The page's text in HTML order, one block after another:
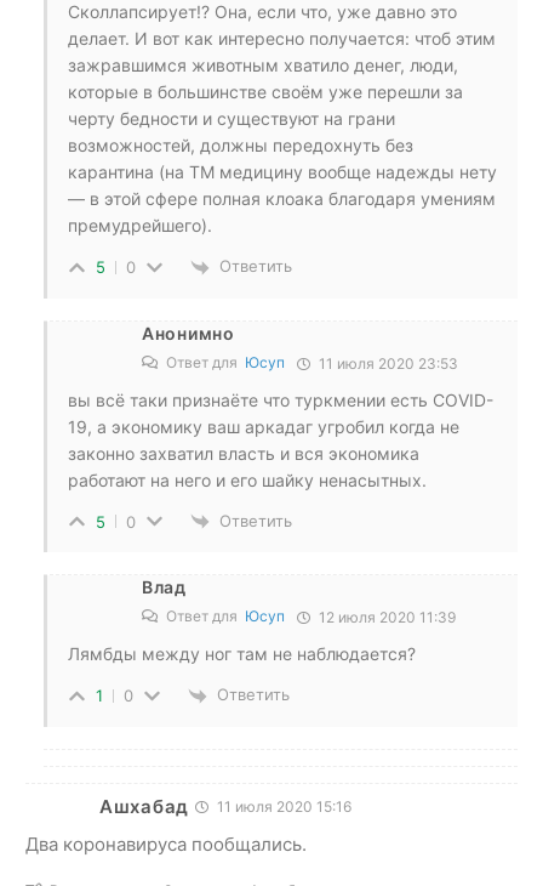
Сколлапсирует!? Она, если что, уже давно это
делает. И вот как интересно получается: чтоб этим
зажравшимся животным хватило денег, люди,
которые в большинстве своём уже перешли за
черту бедности и существуют на грани
возможностей, должны передохнуть без
карантина (на ТМ медицину вообще надежды нету
— в этой сфере полная клоака благодаря умениям
премудрейшего).
5 0 Ответить
Анонимно
Ответ для Юсуп 11 июля 2020 23:53
вы всё таки признаёте что туркмении есть COVID-
19, а экономику ваш аркадаг угробил когда не
законно захватил власть и вся экономика
работают на него и его шайку ненасытных.
5 0 Ответить
Влад
Ответ для Юсуп 12 июля 2020 11:39
Лямбды между ног там не наблюдается?
1 0 Ответить
Ашхабад 11 июля 2020 15:16
Два коронавируса пообщались.